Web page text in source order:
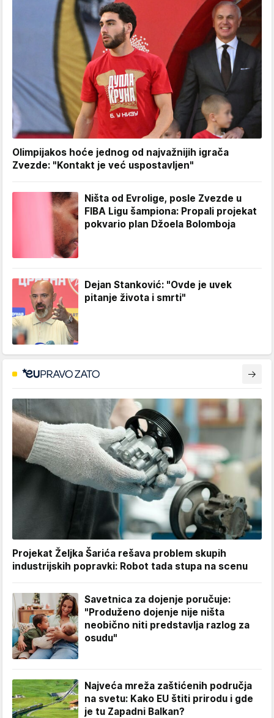
Olimpijakos hoće jednog od najvažnijih igrača
Zvezde: "Kontakt je već uspostavljen"
Ništa od Evrolige, posle Zvezde u
FIBA Ligu šampiona: Propali projekat
pokvario plan Džoela Bolomboja
Dejan Stanković: "Ovde je uvek
pitanje života i smrti"
Projekat Željka Šarića rešava problem skupih
industrijskih popravki: Robot tada stupa na scenu
Savetnica za dojenje poručuje:
"Produženo dojenje nije ništa
neobično niti predstavlja razlog za
osudu"
Najveća mreža zaštićenih područja
na svetu: Kako EU štiti prirodu i gde
je tu Zapadni Balkan?